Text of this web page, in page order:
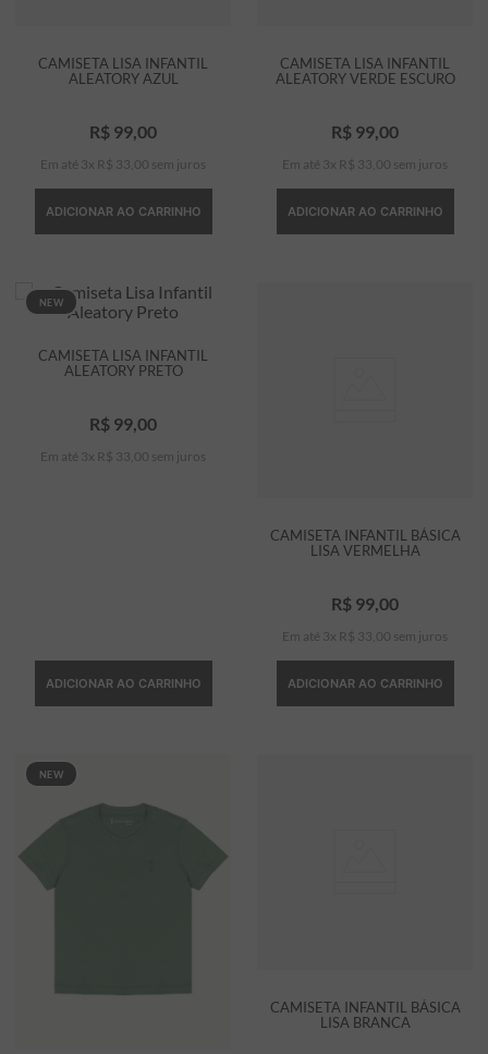
CAMISETA LISA INFANTIL
ALEATORY AZUL
R$ 99 00
Em até 3 x R$ 33 00 sem juros
ADICIONAR AO CARRINHO
CAMISETA LISA INFANTIL
ALEATORY VERDE ESCURO
R$ 99 00
Em até 3 x R$ 33 00 sem juros
ADICIONAR AO CARRINHO
NEW
CAMISETA LISA INFANTIL
ALEATORY PRETO
R$ 99 00
Em até 3 x R$ 33 00 sem juros
ADICIONAR AO CARRINHO
CAMISETA INFANTIL BÁSICA
LISA VERMELHA
R$ 99 00
Em até 3 x R$ 33 00 sem juros
ADICIONAR AO CARRINHO
NEW
CAMISETA INFANTIL BÁSICA
LISA BRANCA